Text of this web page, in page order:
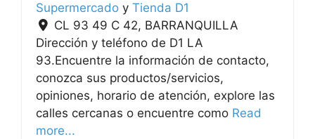
Supermercado y Tienda D1
CL 93 49 C 42, BARRANQUILLA
Dirección y teléfono de D1 LA
93.Encuentre la información de contacto,
conozca sus productos/servicios,
opiniones, horario de atención, explore las
calles cercanas o encuentre como Read
more...